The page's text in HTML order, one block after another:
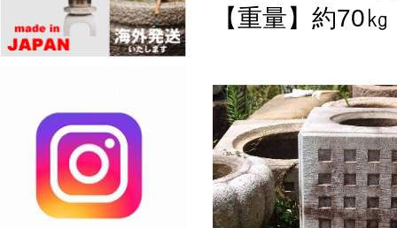
【重量】約70㎏